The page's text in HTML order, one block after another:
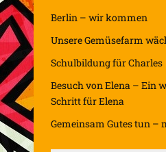
Berlin – wir kommen
Unsere Gemüsefarm
Schulbildung für Charles
Besuch von Elena – Ein
Schritt für Elena
Gemeinsam Gutes tun –